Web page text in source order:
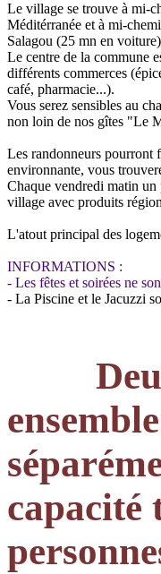
Le village se trouve à mi-
Méditérranée et à mi-
Salagou (25 mn en
Le centre de la commune
différents commerces
café, pharmacie...).
Vous serez sensibles au
non loin de nos gîtes "Le
Les randonneurs pourront
environnante, vous
Chaque vendredi matin un
village avec produits
L'atout principal des
INFORMATIONS :
- Les fêtes et soirées ne
- La Piscine et le Jacuzzi
Deux
capacité